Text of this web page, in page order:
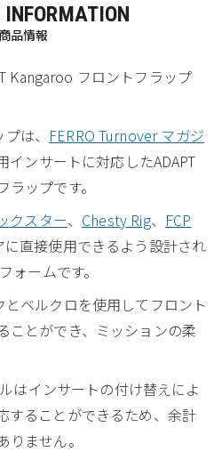
INFORMATION
商品情報
Kangaroo フロントフラップ
は、 FERRO Turnover マガジ
インサートに対応したADAPT
ップです。
クスター、 Chesty Rig、 FCP
直接使用できるよう設計され
ォームです。
ベルクロを使用してフロント
ことができ、ミッションの柔
はインサートの付け替えによ
することができるため、余計
ません。